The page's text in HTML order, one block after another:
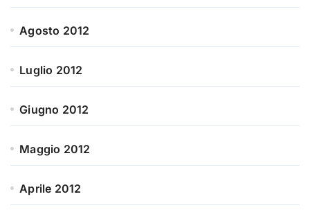
Agosto 2012
Luglio 2012
Giugno 2012
Maggio 2012
Aprile 2012